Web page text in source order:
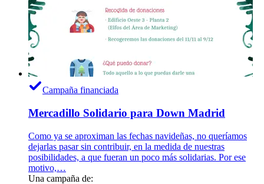
Campaña financiada
Mercadillo Solidario para Down Madrid
Como ya se aproximan las fechas navideñas, no queríamos
dejarlas pasar sin contribuir, en la medida de nuestras
posibilidades, a que fueran un poco más solidarias. Por ese
motivo,…
Una campaña de: